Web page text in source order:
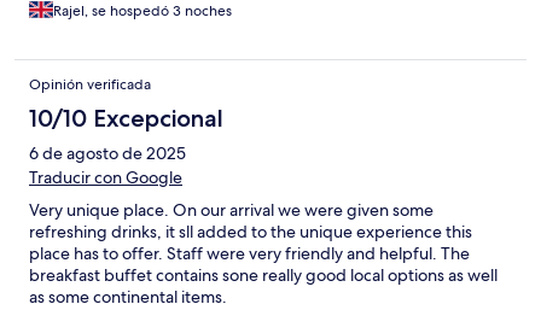
Rajel, se hospedó 3 noches
Opinión verificada
10/10 Excepcional
6 de agosto de 2025
Traducir con Google
Very unique place. On our arrival we were given some
refreshing drinks, it sll added to the unique experience this
place has to offer. Staff were very friendly and helpful. The
breakfast buffet contains sone really good local options as well
as some continental items.